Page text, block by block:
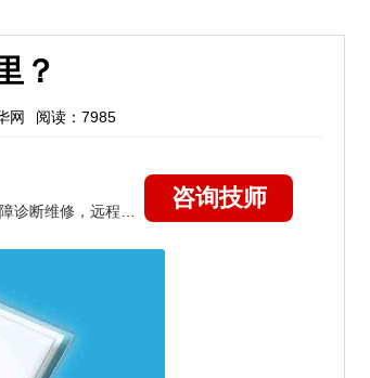
？
网 阅读：7985
咨询技师